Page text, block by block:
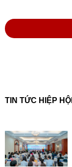
TIN TỨC HIỆP HỘI